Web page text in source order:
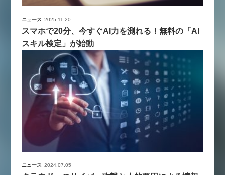
ニュース 2025.11.20
スマホで20分、今すぐAI力を測れる！無料の「AI
スキル検定」が始動
ニュース 2024.07.05